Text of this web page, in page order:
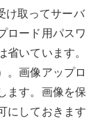
け取ってサーバ
ロード用パスワ
いています。
。画像アップロ
ます。画像を保
にしておきます